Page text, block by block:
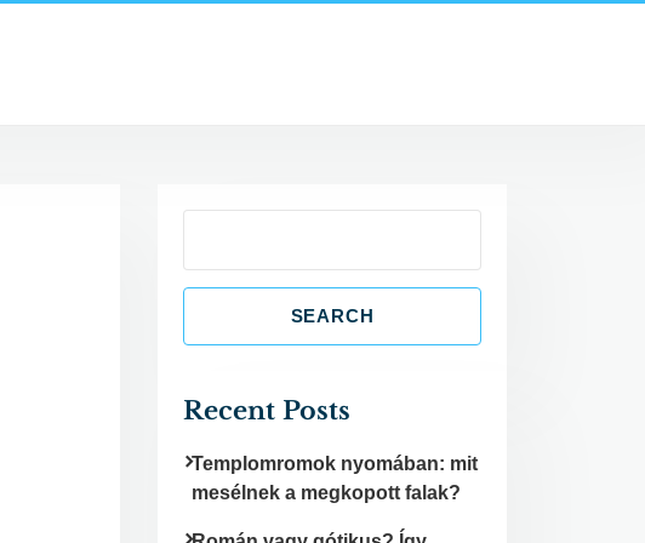
a
SEARCH
Recent Posts
Templomromok nyomában: mit
mesélnek a megkopott falak?